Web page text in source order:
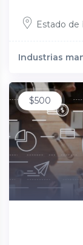
Estado de
Industrias
$500